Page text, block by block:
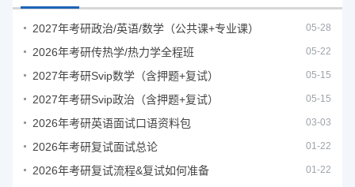
2027年考研政治/英语/数学（公共课+专业课） 05-28
2026年考研传热学/热力学全程班 05-22
2027年考研Svip数学（含押题+复试） 05-15
2027年考研Svip政治（含押题+复试） 05-15
2026年考研英语面试口语资料包 03-03
2026年考研复试面试总论 01-22
2026年考研复试流程&复试如何准备 01-22